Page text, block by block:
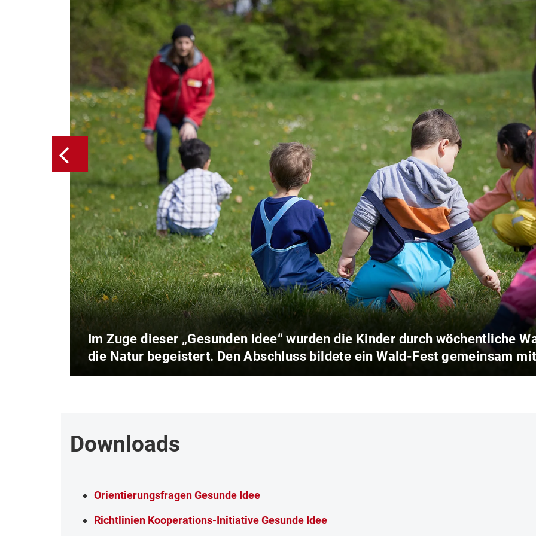
Previous
Im Zuge dieser „Gesunden Idee“ wurden die Kinder durch wöchentliche
die Natur begeistert. Den Abschluss bildete ein Wald-Fest gemeinsam
Downloads
Orientierungsfragen Gesunde Idee
Richtlinien Kooperations-Initiative Gesunde Idee